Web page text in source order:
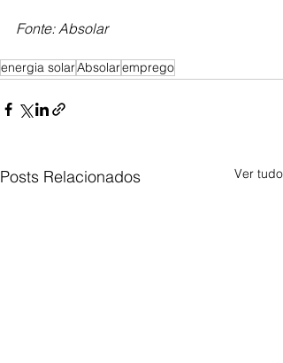
Fonte: Absolar
energia solarAbsolaremprego
Posts Relacionados Ver tudo